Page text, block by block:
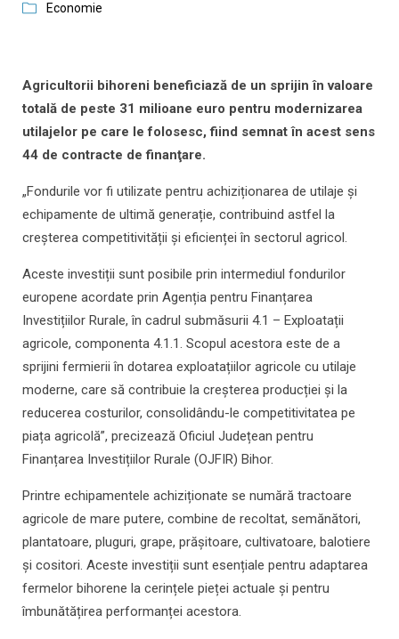
Economie
Agricultorii bihoreni beneficiază de un sprijin în valoare
totală de peste 31 milioane euro pentru modernizarea
utilajelor pe care le folosesc, fiind semnat în acest sens
44 de contracte de finanţare.
„Fondurile vor fi utilizate pentru achiziționarea de utilaje și
echipamente de ultimă generație, contribuind astfel la
creșterea competitivității și eficienței în sectorul agricol.
Aceste investiții sunt posibile prin intermediul fondurilor
europene acordate prin Agenția pentru Finanțarea
Investițiilor Rurale, în cadrul submăsurii 4.1 – Exploatații
agricole, componenta 4.1.1. Scopul acestora este de a
sprijini fermierii în dotarea exploatațiilor agricole cu utilaje
moderne, care să contribuie la creșterea producției și la
reducerea costurilor, consolidându-le competitivitatea pe
piața agricolă”, precizează Oficiul Județean pentru
Finanțarea Investițiilor Rurale (OJFIR) Bihor.
Printre echipamentele achiziționate se numără tractoare
agricole de mare putere, combine de recoltat, semănători,
plantatoare, pluguri, grape, prășitoare, cultivatoare, balotiere
și cositori. Aceste investiții sunt esențiale pentru adaptarea
fermelor bihorene la cerințele pieței actuale și pentru
îmbunătățirea performanței acestora.